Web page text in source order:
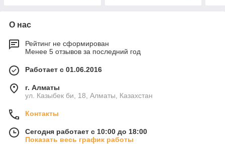
О нас
Рейтинг не сформирован
Менее 5 отзывов за последний год
Работает с 01.06.2016
г. Алматы
ул. Казыбек би, 18, Алматы, Казахстан
Контакты
Сегодня работает с 10:00 до 18:00
Показать весь график работы